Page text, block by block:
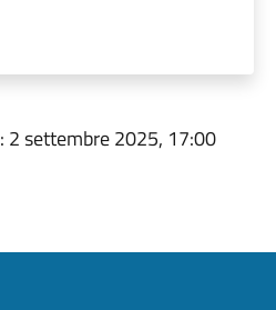
: 2 settembre 2025, 17:00